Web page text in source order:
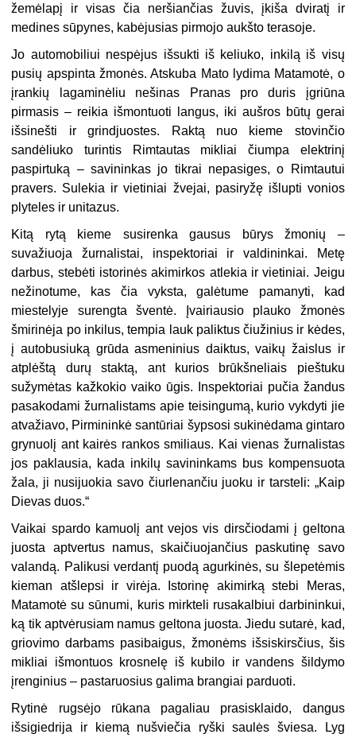
žemėlapį ir visas čia neršiančias žuvis, įkiša dviratį ir
medines sūpynes, kabėjusias pirmojo aukšto terasoje.
Jo automobiliui nespėjus išsukti iš keliuko, inkilą iš visų
pusių apspinta žmonės. Atskuba Mato lydima Matamotė, o
įrankių lagaminėliu nešinas Pranas pro duris įgriūna
pirmasis – reikia išmontuoti langus, iki aušros būtų gerai
išsinešti ir grindjuostes. Raktą nuo kieme stovinčio
sandėliuko turintis Rimtautas mikliai čiumpa elektrinį
paspirtuką – savininkas jo tikrai nepasiges, o Rimtautui
pravers. Sulekia ir vietiniai žvejai, pasiryžę išlupti vonios
plyteles ir unitazus.
Kitą rytą kieme susirenka gausus būrys žmonių –
suvažiuoja žurnalistai, inspektoriai ir valdininkai. Metę
darbus, stebėti istorinės akimirkos atlekia ir vietiniai. Jeigu
nežinotume, kas čia vyksta, galėtume pamanyti, kad
miestelyje surengta šventė. Įvairiausio plauko žmonės
šmirinėja po inkilus, tempia lauk paliktus čiužinius ir kėdes,
į autobusiuką grūda asmeninius daiktus, vaikų žaislus ir
atplėštą durų staktą, ant kurios brūkšneliais pieštuku
sužymėtas kažkokio vaiko ūgis. Inspektoriai pučia žandus
pasakodami žurnalistams apie teisingumą, kurio vykdyti jie
atvažiavo, Pirmininkė santūriai šypsosi sukinėdama gintaro
grynuolį ant kairės rankos smiliaus. Kai vienas žurnalistas
jos paklausia, kada inkilų savininkams bus kompensuota
žala, ji nusijuokia savo čiurlenančiu juoku ir tarsteli: „Kaip
Dievas duos.“
Vaikai spardo kamuolį ant vejos vis dirsčiodami į geltona
juosta aptvertus namus, skaičiuojančius paskutinę savo
valandą. Palikusi verdantį puodą agurkinės, su šlepetėmis
kieman atšlepsi ir virėja. Istorinę akimirką stebi Meras,
Matamotė su sūnumi, kuris mirkteli rusakalbiui darbininkui,
ką tik aptvėrusiam namus geltona juosta. Jiedu sutarė, kad,
griovimo darbams pasibaigus, žmonėms išsiskirsčius, šis
mikliai išmontuos krosnelę iš kubilo ir vandens šildymo
įrenginius – pastaruosius galima brangiai parduoti.
Rytinė rugsėjo rūkana pagaliau prasisklaido, dangus
išsigiedrija ir kiemą nušviečia ryški saulės šviesa. Lyg